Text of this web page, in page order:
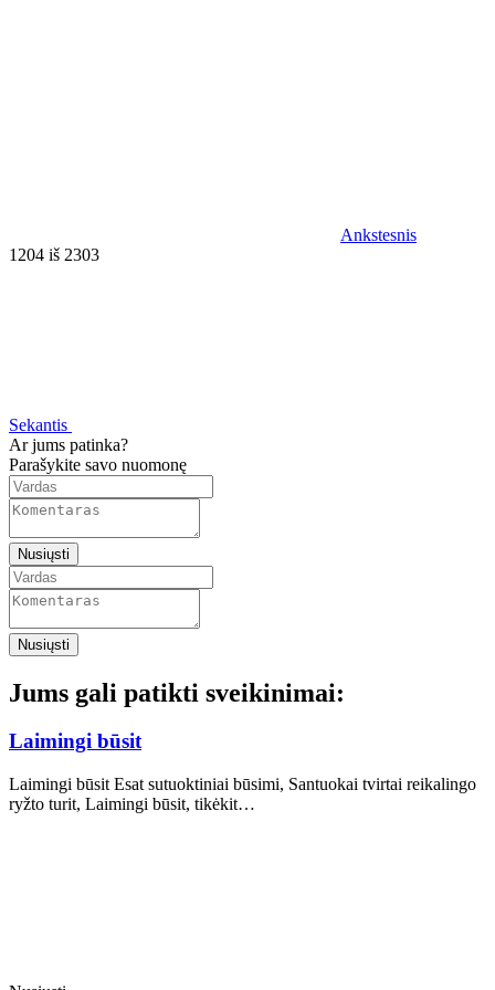
Ankstesnis
1204 iš 2303
Sekantis
Ar jums patinka?
Parašykite savo nuomonę
Nusiųsti
Nusiųsti
Jums gali patikti sveikinimai:
Laimingi būsit
Laimingi būsit Esat sutuoktiniai būsimi, Santuokai tvirtai reikalingo
ryžto turit, Laimingi būsit, tikėkit…